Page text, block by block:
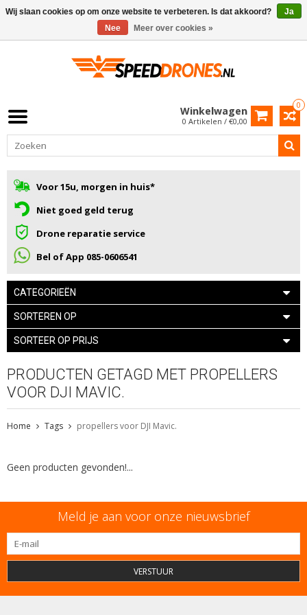
0
Winkelwagen
0 Artikelen / €0,00
Voor 15u, morgen in huis*
Niet goed geld terug
Drone reparatie service
Bel of App 085-0606541
CATEGORIEËN
SORTEREN OP
SORTEER OP PRIJS
PRODUCTEN GETAGD MET PROPELLERS
VOOR DJI MAVIC.
Home Tags propellers voor DJI Mavic.
Geen producten gevonden!...
Meld je aan voor onze nieuwsbrief
VERSTUUR
Wij slaan cookies op om onze website te verbeteren. Is dat akkoord?
Ja
Nee
Meer over cookies »